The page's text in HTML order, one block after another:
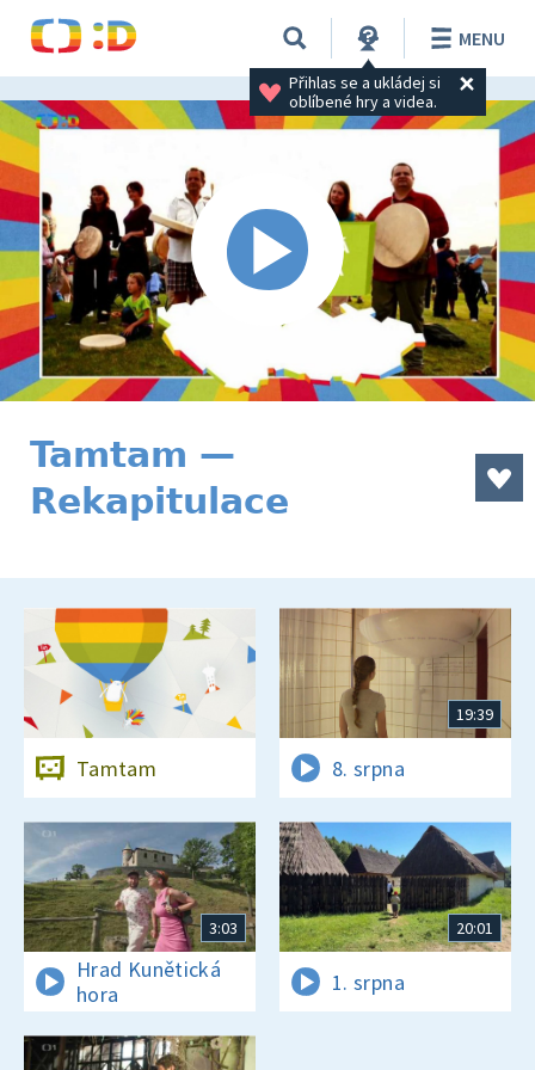
Přihlas se a ukládej si
oblíbené hry a videa.
MENU
Tamtam —
Rekapitulace
Tamtam
19:39
8. srpna
3:03
Hrad Kunětická
hora
20:01
1. srpna